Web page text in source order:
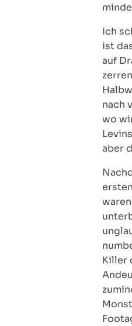
Ich
ist
auf
nach
wo
aber
Killer